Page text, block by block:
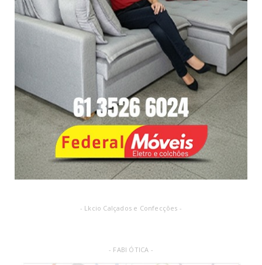
- Lkcio Calçados e Confecções -
- FABI ÓTICA -